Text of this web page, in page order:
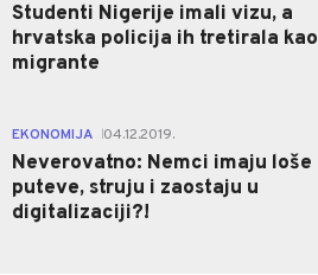
Studenti Nigerije imali vizu, a
hrvatska policija ih tretirala kao
migrante
EKONOMIJA 04.12.2019.
Neverovatno: Nemci imaju loše
puteve, struju i zaostaju u
digitalizaciji?!